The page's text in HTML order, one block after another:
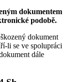
dokumentem
podobě.
dokument
li se ve spolupráci
dále